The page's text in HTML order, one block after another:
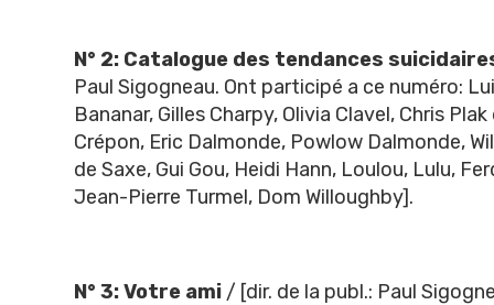
N° 2: Catalogue des tendances
Paul Sigogneau. Ont participé a ce numéro:
Bananar, Gilles Charpy, Olivia Clavel, Chris
Crépon, Eric Dalmonde, Powlow Dalmonde,
de Saxe, Gui Gou, Heidi Hann, Loulou, Lulu,
Jean-Pierre Turmel, Dom Willoughby].
N° 3: Votre ami/ [dir. de la publ.: Paul